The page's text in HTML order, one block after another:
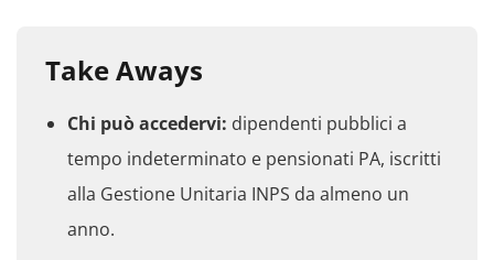
Take Aways
Chi può accedervi: dipendenti pubblici a
tempo indeterminato e pensionati PA, iscritti
alla Gestione Unitaria INPS da almeno un
anno.